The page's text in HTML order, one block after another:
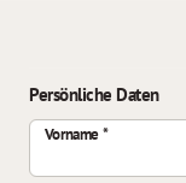
Persönliche Daten
Vorname